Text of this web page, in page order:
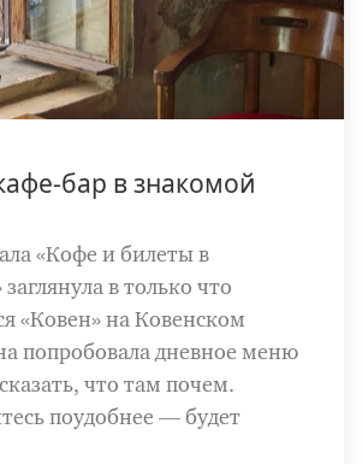
бар в знакомой
«Кофе и билеты в
в только что
«Ковен» на Ковенском
попробовала дневное меню
что там почем.
поудобнее — будет